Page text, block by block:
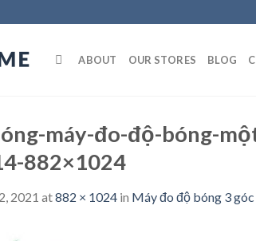
ABOUT OUR STORES BLOG
máy-đo-độ-bóng-
882×1024
2021 at882 × 1024 in Máy đo độ bóng 3